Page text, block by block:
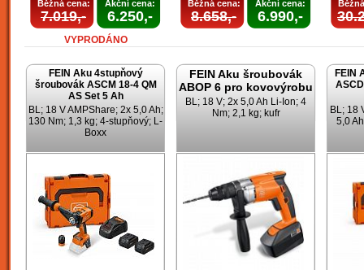
Běžná cena:
7.019,-
Akční cena:
6.250,-
VYPRODÁNO
Běžná cena:
8.658,-
Akční cena:
6.990,-
FEIN Aku 4stupňový
šroubovák ASCM 18-4 QM
AS Set 5 Ah
BL; 18 V AMPShare; 2x 5,0 Ah;
130 Nm; 1,3 kg; 4-stupňový; L-
Boxx
FEIN Aku šroubovák
ABOP 6 pro kovovýrobu
BL; 18 V; 2x 5,0 Ah Li-Ion; 4
Nm; 2,1 kg; kufr
FEIN
BL; 18
5,0